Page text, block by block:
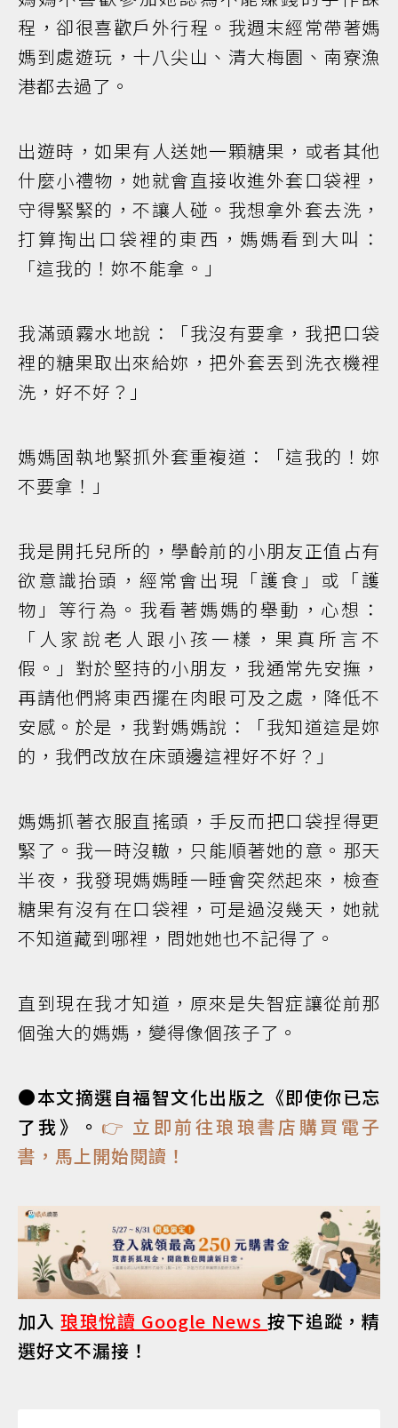
程，卻很喜歡戶外行程。我週末經常帶著媽
媽到處遊玩，十八尖山、清大梅園、南寮漁
港都去過了。
出遊時，如果有人送她一顆糖果，或者其他
什麼小禮物，她就會直接收進外套口袋裡，
守得緊緊的，不讓人碰。我想拿外套去洗，
打算掏出口袋裡的東西，媽媽看到大叫：
「這我的！妳不能拿。」
我滿頭霧水地說：「我沒有要拿，我把口袋
裡的糖果取出來給妳，把外套丟到洗衣機裡
洗，好不好？」
媽媽固執地緊抓外套重複道：「這我的！妳
不要拿！」
我是開托兒所的，學齡前的小朋友正值占有
欲意識抬頭，經常會出現「護食」或「護
物」等行為。我看著媽媽的舉動，心想：
「人家說老人跟小孩一樣，果真所言不
假。」對於堅持的小朋友，我通常先安撫，
再請他們將東西擺在肉眼可及之處，降低不
安感。於是，我對媽媽說：「我知道這是妳
的，我們改放在床頭邊這裡好不好？」
媽媽抓著衣服直搖頭，手反而把口袋捏得更
緊了。我一時沒轍，只能順著她的意。那天
半夜，我發現媽媽睡一睡會突然起來，檢查
糖果有沒有在口袋裡，可是過沒幾天，她就
不知道藏到哪裡，問她她也不記得了。
直到現在我才知道，原來是失智症讓從前那
個強大的媽媽，變得像個孩子了。
●本文摘選自福智文化出版之《即使你已忘
了我》。 👉 立即前往琅琅書店購買電子
書，馬上開始閱讀！
加入琅琅悅讀 Google News按下追蹤，精
選好文不漏接！